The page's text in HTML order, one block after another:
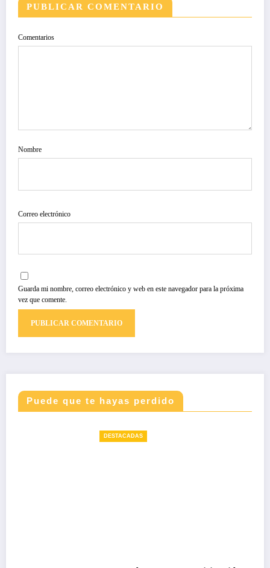
PUBLICAR COMENTARIO
Comentarios
Nombre
Correo electrónico
Guarda mi nombre, correo electrónico y web en este navegador para la próxima
vez que comente.
Puede que te hayas perdido